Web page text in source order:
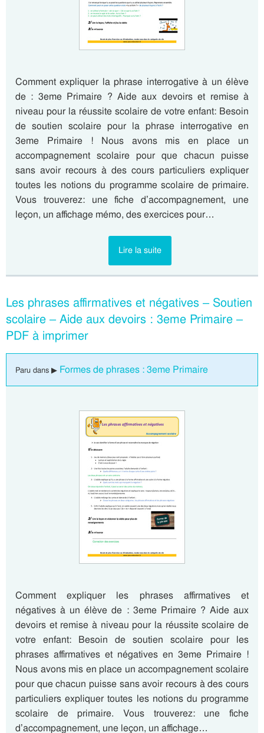
Comment expliquer la phrase interrogative à un élève
de : 3eme Primaire ? Aide aux devoirs et remise à
niveau pour la réussite scolaire de votre enfant: Besoin
de soutien scolaire pour la phrase interrogative en
3eme Primaire ! Nous avons mis en place un
accompagnement scolaire pour que chacun puisse
sans avoir recours à des cours particuliers expliquer
toutes les notions du programme scolaire de primaire.
Vous trouverez: une fiche d’accompagnement, une
leçon, un affichage mémo, des exercices pour…
Lire la suite
Les phrases affirmatives et négatives – Soutien
scolaire – Aide aux devoirs : 3eme Primaire –
PDF à imprimer
Paru dans ▶ Formes de phrases : 3eme Primaire
Comment expliquer les phrases affirmatives et
négatives à un élève de : 3eme Primaire ? Aide aux
devoirs et remise à niveau pour la réussite scolaire de
votre enfant: Besoin de soutien scolaire pour les
phrases affirmatives et négatives en 3eme Primaire !
Nous avons mis en place un accompagnement scolaire
pour que chacun puisse sans avoir recours à des cours
particuliers expliquer toutes les notions du programme
scolaire de primaire. Vous trouverez: une fiche
d’accompagnement, une leçon, un affichage…